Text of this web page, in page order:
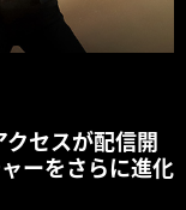
セスが配信開
ーをさらに進化